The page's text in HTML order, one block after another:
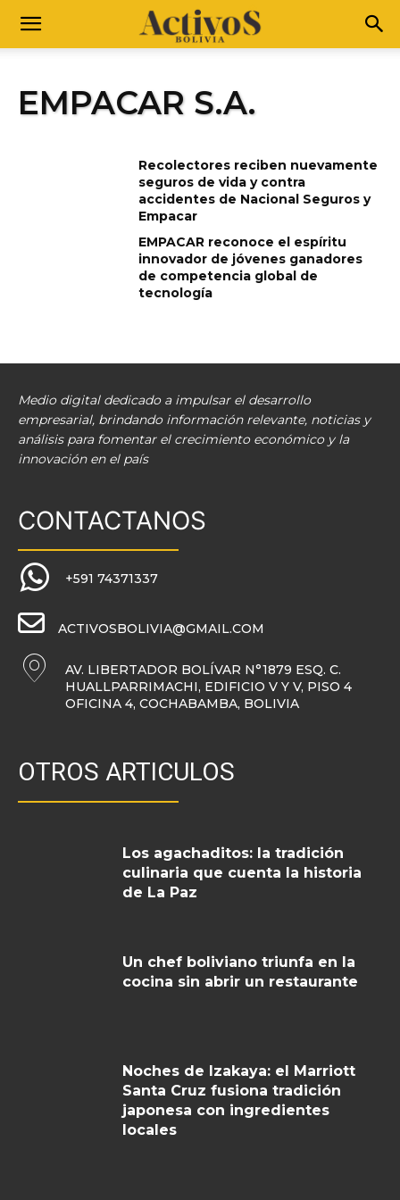
EMPACAR S.A.
Recolectores reciben nuevamente
seguros de vida y contra
accidentes de Nacional Seguros y
Empacar
EMPACAR reconoce el espíritu
innovador de jóvenes ganadores
de competencia global de
tecnología
Medio digital dedicado a impulsar el desarrollo
empresarial, brindando información relevante, noticias y
análisis para fomentar el crecimiento económico y la
innovación en el país
CONTACTANOS
+591 74371337
ACTIVOSBOLIVIA@GMAIL.COM
AV. LIBERTADOR BOLÍVAR N°1879 ESQ. C.
HUALLPARRIMACHI, EDIFICIO V Y V, PISO 4
OFICINA 4, COCHABAMBA, BOLIVIA
OTROS ARTICULOS
Los agachaditos: la tradición
culinaria que cuenta la historia
de La Paz
Un chef boliviano triunfa en la
cocina sin abrir un restaurante
Noches de Izakaya: el Marriott
Santa Cruz fusiona tradición
japonesa con ingredientes
locales